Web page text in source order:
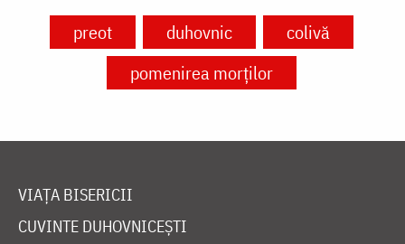
preot duhovnic
colivă
pomenirea morților
VIAȚA BISERICII
CUVINTE DUHOVNICEȘTI